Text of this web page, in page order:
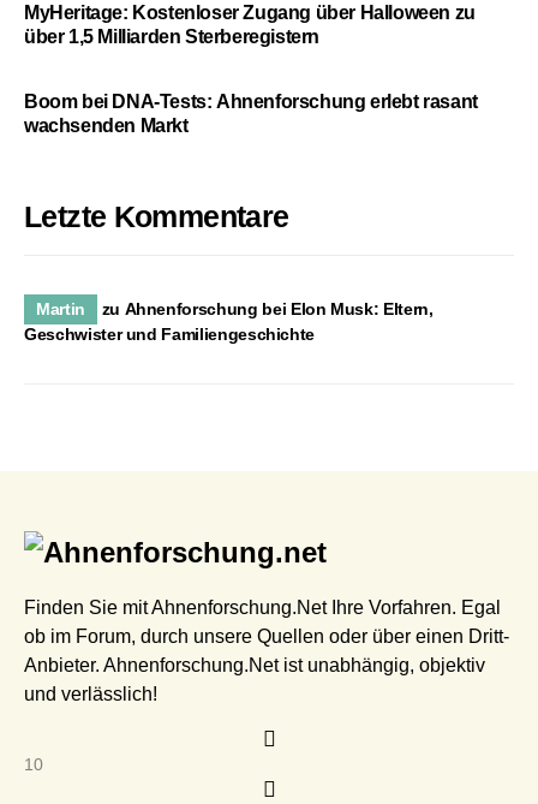
MyHeritage: Kostenloser Zugang über Halloween zu
über 1,5 Milliarden Sterberegistern
Boom bei DNA-Tests: Ahnenforschung erlebt rasant
wachsenden Markt
Letzte Kommentare
Martin zu Ahnenforschung bei Elon Musk: Eltern,
Geschwister und Familiengeschichte
Finden Sie mit Ahnenforschung.Net Ihre Vorfahren. Egal
ob im Forum, durch unsere Quellen oder über einen Dritt-
Anbieter. Ahnenforschung.Net ist unabhängig, objektiv
und verlässlich!
10